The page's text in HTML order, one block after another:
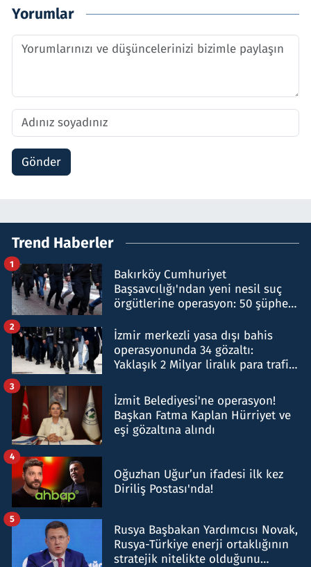
Yorumlar
Gönder
Trend Haberler
Bakırköy Cumhuriyet
Başsavcılığı'ndan yeni nesil suç
örgütlerine operasyon: 50 şüpheli
1
İzmir merkezli yasa dışı bahis
operasyonunda 34 gözaltı:
Yaklaşık 2 Milyar liralık para trafiği
2
İzmit Belediyesi'ne operasyon!
Başkan Fatma Kaplan Hürriyet ve
eşi gözaltına alındı
3
Oğuzhan Uğur’un ifadesi ilk kez
Diriliş Postası'nda!
4
Rusya Başbakan Yardımcısı Novak,
Rusya-Türkiye enerji ortaklığının
stratejik nitelikte olduğunu
5